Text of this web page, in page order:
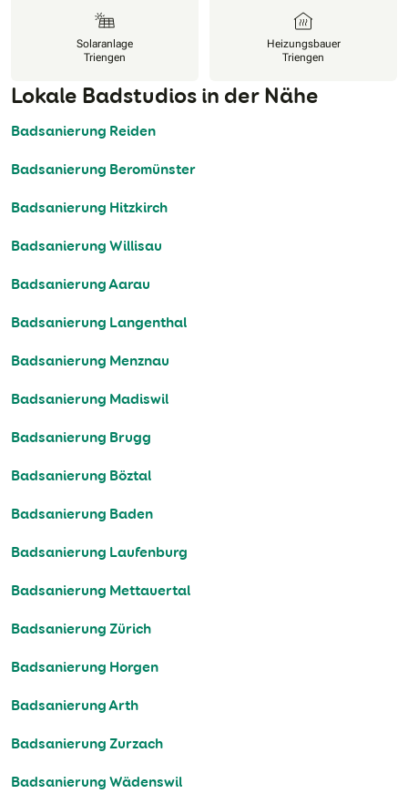
Solaranlage
Triengen
Heizungsbauer
Triengen
Lokale Badstudios in der Nähe
Badsanierung Reiden
Badsanierung Beromünster
Badsanierung Hitzkirch
Badsanierung Willisau
Badsanierung Aarau
Badsanierung Langenthal
Badsanierung Menznau
Badsanierung Madiswil
Badsanierung Brugg
Badsanierung Böztal
Badsanierung Baden
Badsanierung Laufenburg
Badsanierung Mettauertal
Badsanierung Zürich
Badsanierung Horgen
Badsanierung Arth
Badsanierung Zurzach
Badsanierung Wädenswil